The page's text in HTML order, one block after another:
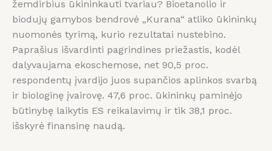
žemdirbius ūkininkauti tvariau? Bioetanolio ir
biodujų gamybos bendrovė „Kurana“ atliko ūkininkų
nuomonės tyrimą, kurio rezultatai nustebino.
Paprašius išvardinti pagrindines priežastis, kodėl
dalyvaujama ekoschemose, net 90,5 proc.
respondentų įvardijo juos supančios aplinkos svarbą
ir biologinę įvairovę. 47,6 proc. ūkininkų paminėjo
būtinybę laikytis ES reikalavimų ir tik 38,1 proc.
išskyrė finansinę naudą.